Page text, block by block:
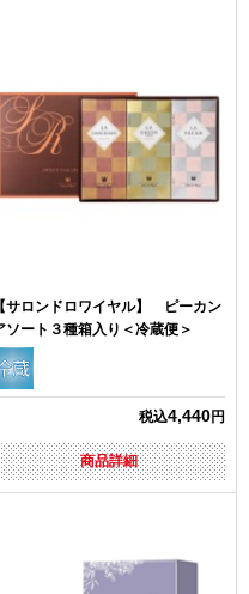
【サロンドロワイヤル】 ピーカン
ソート３種箱入り＜冷蔵便＞
税込4,440円
商品詳細